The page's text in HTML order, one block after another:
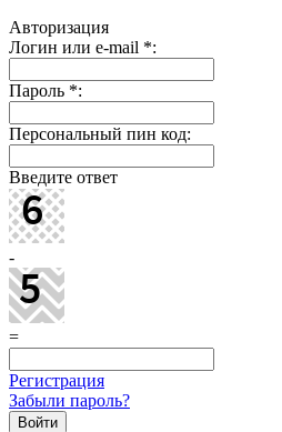
Авторизация
Логин или e-mail *:
Пароль *:
Персональный пин код:
Введите ответ
-
=
Регистрация
Забыли пароль?